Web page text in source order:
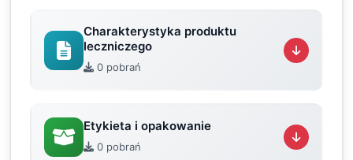
Charakterystyka produktu
leczniczego
0 pobrań
Etykieta i opakowanie
0 pobrań